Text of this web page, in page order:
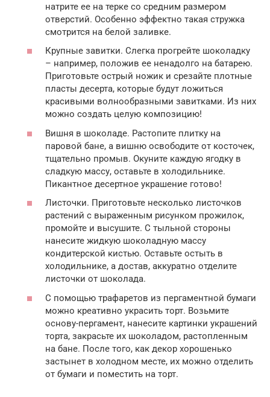
натрите ее на терке со средним размером
отверстий. Особенно эффектно такая стружка
смотрится на белой заливке.
Крупные завитки. Слегка прогрейте шоколадку
– например, положив ее ненадолго на батарею.
Приготовьте острый ножик и срезайте плотные
пласты десерта, которые будут ложиться
красивыми волнообразными завитками. Из них
можно создать целую композицию!
Вишня в шоколаде. Растопите плитку на
паровой бане, а вишню освободите от косточек,
тщательно промыв. Окуните каждую ягодку в
сладкую массу, оставьте в холодильнике.
Пикантное десертное украшение готово!
Листочки. Приготовьте несколько листочков
растений с выраженным рисунком прожилок,
промойте и высушите. С тыльной стороны
нанесите жидкую шоколадную массу
кондитерской кистью. Оставьте остыть в
холодильнике, а достав, аккуратно отделите
листочки от шоколада.
С помощью трафаретов из пергаментной бумаги
можно креативно украсить торт. Возьмите
основу-пергамент, нанесите картинки украшений
торта, закрасьте их шоколадом, растопленным
на бане. После того, как декор хорошенько
застынет в холодном месте, их можно отделить
от бумаги и поместить на торт.